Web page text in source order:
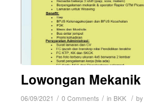
Lowongan Mekanik
06/09/2021 / 0 Comments / in BKK / by